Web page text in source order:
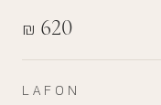
₪ 620
LAFON